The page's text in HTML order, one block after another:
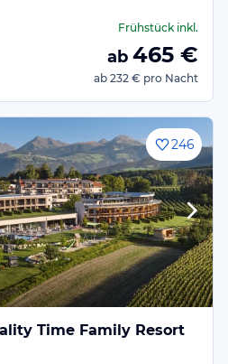
Frühstückinkl.
ab 465 €
ab 232 € pro Nacht
246
Time Family Resort